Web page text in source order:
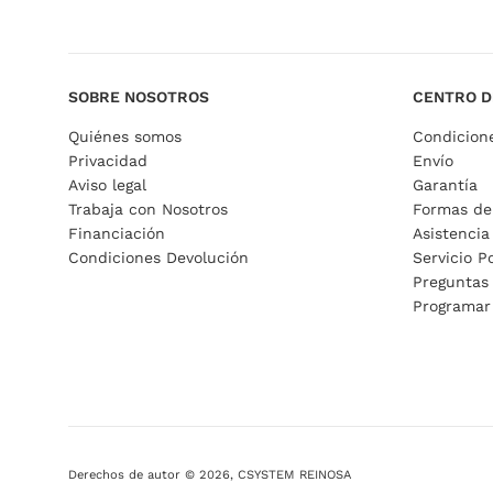
SOBRE NOSOTROS
Quiénes somos
Privacidad
Aviso legal
Trabaja con Nosotros
Financiación
Condiciones Devolución
CENTRO
Envío
Garantía
Formas
Asistencia
Servicio
Derechos de autor © 2026, CSYSTEM REINOSA